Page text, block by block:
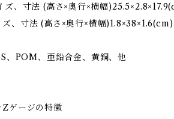
ズ、寸法 (高さ×奥行×横幅
ズ、寸法 (高さ×奥行×横幅
、POM、亜鉛合金、黄銅、他
Zゲージの特徴